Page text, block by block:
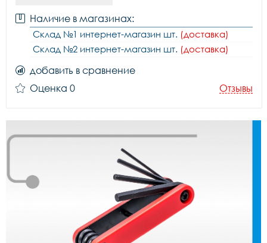
Наличие в магазинах:
Склад №1 интернет-магазин шт. (доставка)
Склад №2 интернет-магазин шт. (доставка)
добавить в сравнение
Оценка 0
Отзывы